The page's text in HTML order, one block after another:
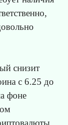
снизит
с 6.25 до
фоне